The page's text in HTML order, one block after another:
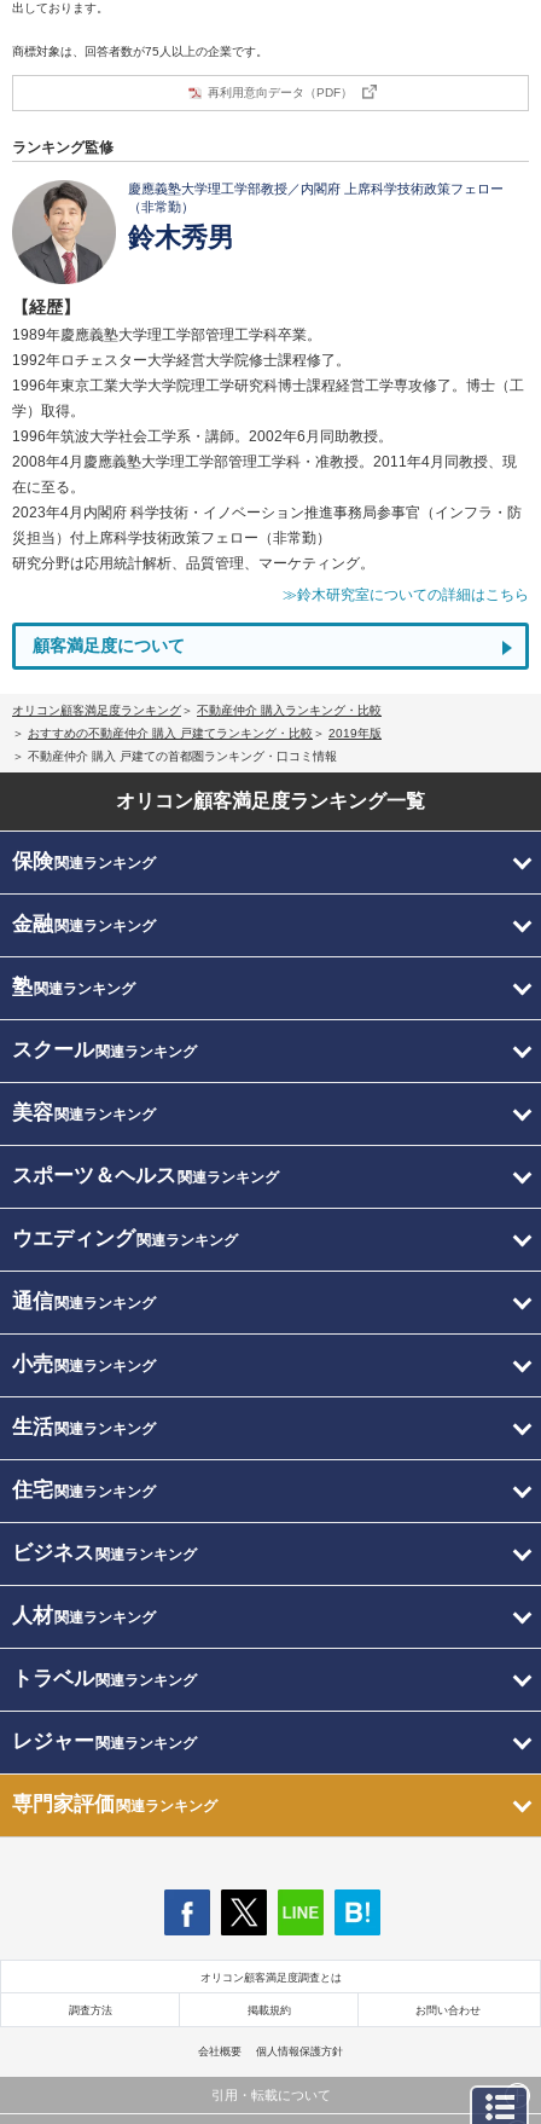
出しております。
商標対象は、回答者数が75人以上の企業です。
再利用意向データ（PDF）
ランキング監修
慶應義塾大学理工学部教授／内閣府 上席科学技術政策フェロー
（非常勤）
鈴木秀男
【経歴】
1989年慶應義塾大学理工学部管理工学科卒業。
1992年ロチェスター大学経営大学院修士課程修了。
1996年東京工業大学大学院理工学研究科博士課程経営工学専攻修了。博士（工
学）取得。
1996年筑波大学社会工学系・講師。2002年6月同助教授。
2008年4月慶應義塾大学理工学部管理工学科・准教授。2011年4月同教授、現
在に至る。
2023年4月内閣府 科学技術・イノベーション推進事務局参事官（インフラ・防
災担当）付上席科学技術政策フェロー（非常勤）
研究分野は応用統計解析、品質管理、マーケティング。
≫鈴木研究室についての詳細はこちら
顧客満足度について
オリコン顧客満足度ランキング
不動産仲介 購入ランキング・比較
おすすめの不動産仲介 購入 戸建てランキング・比較
2019年版
不動産仲介 購入 戸建ての首都圏ランキング・口コミ情報
オリコン顧客満足度ランキング一覧
保険関連ランキング
金融関連ランキング
塾関連ランキング
スクール関連ランキング
美容関連ランキング
スポーツ＆ヘルス 関連ランキング
ウエディング関連ランキング
通信関連ランキング
小売関連ランキング
生活関連ランキング
住宅関連ランキング
ビジネス 関連ランキング
人材関連ランキング
トラベル関連ランキング
レジャー関連ランキング
専門家評価関連ランキング
オリコン顧客満足度調査とは
調査方法 掲載規約 お問い合わせ
会社概要 個人情報保護方針
引用・転載について